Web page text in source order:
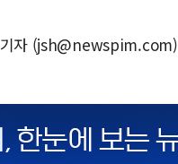
자 (jsh@newspim.com)